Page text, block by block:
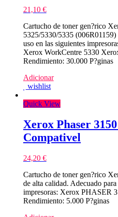
21,10 €
Cartucho de toner gen?rico
5325/5330/5335
uso en las siguientes
Xerox WorkCentre 5330
Rendimiento: 30.000 P?ginas
Adicionar
wishlist
Quick View
Xerox Phaser
Compativel
24,20 €
Cartucho de toner gen?rico
de alta calidad. Adecuado
impresoras: Xerox PHASER
Rendimiento: 5.000 P?ginas